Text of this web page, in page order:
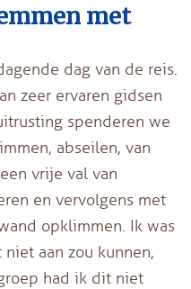
met
dag van de reis.
zeer ervaren gidsen
spenderen we
abseilen, van
vrije val van
en vervolgens met
opklimmen. Ik was
aan zou kunnen,
had ik dit niet